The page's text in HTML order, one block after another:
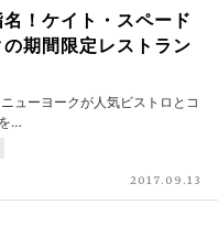
！ケイト・スペード
期間限定レストラン
ューヨークが人気ビストロとコ
…
2017.09.13